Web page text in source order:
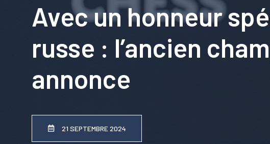
Avec un honneur
russe : l’ancien
annonce
21 SEPTEMBRE 2024